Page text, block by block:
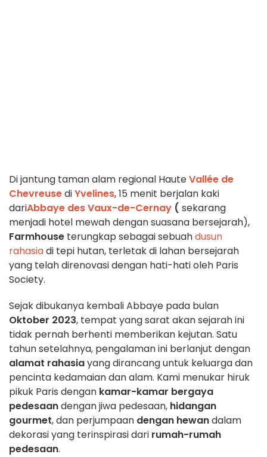
Di jantung taman alam regional HauteVallée de
ChevreusediYvelines, 15 menit berjalan kaki
dariAbbaye des Vaux-de-Cernay ( sekarang
menjadi hotel mewah dengan suasana bersejarah),
Farmhouse terungkap sebagai sebuahdusun
rahasiadi tepi hutan, terletak di lahan bersejarah
yang telah direnovasi dengan hati-hati oleh Paris
Society.
Sejak dibukanya kembali Abbaye pada bulan
Oktober 2023, tempat yang sarat akan sejarah ini
tidak pernah berhenti memberikan kejutan. Satu
tahun setelahnya, pengalaman ini berlanjut dengan
alamat rahasiayang dirancang untuk keluarga dan
pencinta kedamaian dan alam. Kami menukar hiruk
pikuk Paris dengan kamar-kamar bergaya
pedesaandengan jiwa pedesaan, hidangan
gourmet, dan perjumpaan dengan hewandalam
dekorasi yang terinspirasi dari rumah-rumah
pedesaan.